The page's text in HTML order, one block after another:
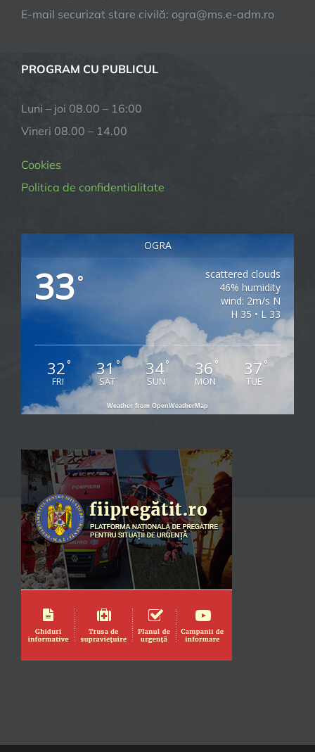
E-mail securizat stare civilă: ogra@ms.e-adm.ro
PROGRAM CU PUBLICUL
Luni – joi 08.00 – 16:00
Vineri 08.00 – 14.00
Cookies
Politica de confidentialitate
OGRA
33°
scattered clouds
46% humidity
wind: 2m/s N
H 35 • L 33
32°
FRI
31°
SAT
34°
SUN
36 °
MON
37 °
TUE
Weather from OpenWeatherMap